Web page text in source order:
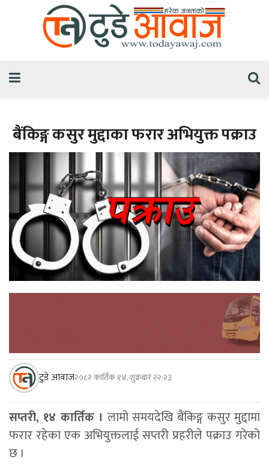
बैंकिङ्ग कसुर मुद्दाका फरार अभियुक्त पक्राउ
टुडे आवाज२०८२ कार्तिक १४, शुक्रबार २२:२३
सप्तरी, १४ कार्तिक । लामो समयदेखि बैंकिङ्ग कसुर मुद्दामा
फरार रहेका एक अभियुक्तलाई सप्तरी प्रहरीले पक्राउ गरेको
छ ।